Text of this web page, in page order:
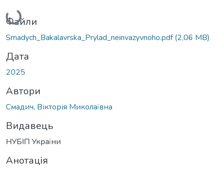
Вантажиться...
Файли
Smadych_Bakalavrska_Prylad_neinvazyvnoho.pdf(2,06 MB)
Дата
2025
Автори
Смадич, Вікторія Миколаївна
Видавець
НУБІП України
Анотація